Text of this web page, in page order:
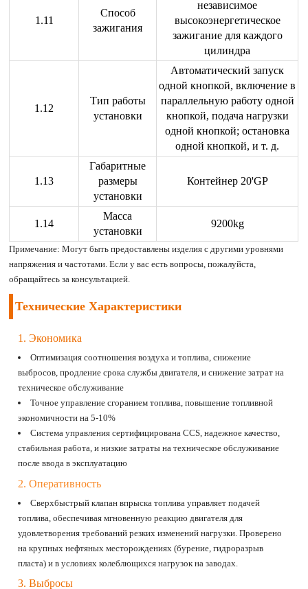
1.11
Способ
зажигания
независимое
высокоэнергетическое
зажигание для каждого
цилиндра
1.12
Тип работы
установки
Автоматический запуск
одной кнопкой, включение в
параллельную работу одной
кнопкой, подача нагрузки
одной кнопкой; остановка
одной кнопкой, и т. д.
1.13
Габаритные
размеры
установки
Контейнер 20'GP
1.14
Масса
установки
9200kg
Примечание: Могут быть предоставлены изделия с другими уровнями
напряжения и частотами. Если у вас есть вопросы, пожалуйста,
обращайтесь за консультацией.
Технические Характеристики
1. Экономика
Оптимизация соотношения воздуха и топлива, снижение
выбросов, продление срока службы двигателя, и снижение затрат на
техническое обслуживание
Точное управление сгоранием топлива, повышение топливной
экономичности на 5-10%
Система управления сертифицирована CCS, надежное качество,
стабильная работа, и низкие затраты на техническое обслуживание
после ввода в эксплуатацию
2. Оперативность
Сверхбыстрый клапан впрыска топлива управляет подачей
топлива, обеспечивая мгновенную реакцию двигателя для
удовлетворения требований резких изменений нагрузки. Проверено
на крупных нефтяных месторождениях (бурение, гидроразрыв
пласта) и в условиях колеблющихся нагрузок на заводах.
3. Выбросы